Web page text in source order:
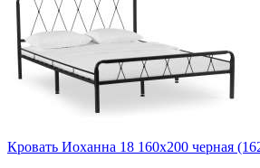
Кровать Иоханна 18 160х200 черная